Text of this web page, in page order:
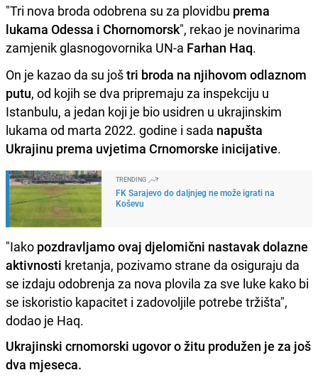
"Tri nova broda odobrena su za plovidbu prema
lukama Odessa i Chornomorsk", rekao je novinarima
zamjenik glasnogovornika UN-a Farhan Haq.
On je kazao da su joštri broda na njihovom odlaznom
putu, od kojih se dva pripremaju za inspekciju u
Istanbulu, a jedan koji je bio usidren u ukrajinskim
lukama od marta 2022. godine i sada napušta
Ukrajinu prema uvjetima Crnomorske inicijative.
TRENDING
FK Sarajevo do daljnjeg ne može igrati na
Koševu
"Iako pozdravljamo ovaj djelomični nastavak dolazne
aktivnosti kretanja, pozivamo strane da osiguraju da
se izdaju odobrenja za nova plovila za sve luke kako bi
se iskoristio kapacitet i zadovoljile potrebe tržišta",
dodao je Haq.
Ukrajinski crnomorski ugovor o žitu produžen je za još
dva mjeseca.